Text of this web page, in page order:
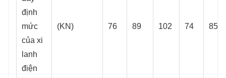
định
mức
của xi
lanh
điện
(KN) 76 89 102 74 85